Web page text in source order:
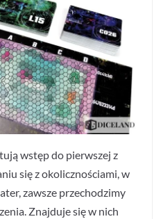
wstęp do pierwszej z
się z okolicznościami, w
zawsze przechodzimy
Znajduje się w nich